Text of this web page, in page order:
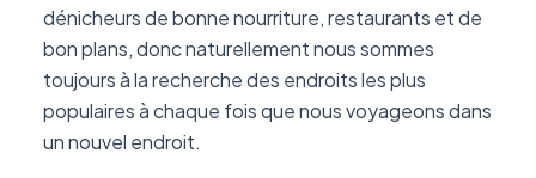
dénicheurs de bonne nourriture, restaurants et de
bon plans, donc naturellement nous sommes
toujours à la recherche des endroits les plus
populaires à chaque fois que nous voyageons dans
un nouvel endroit.